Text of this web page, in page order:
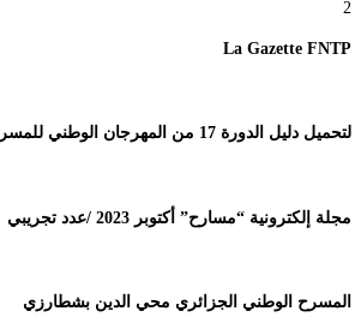
2
La Gazette FNTP
لتحميل دليل الدورة 17 من المهرجان الوطني للمسرح المحترف
مجلة إلكترونية “مسارح” أكتوبر 2023 /عدد تجريبي
المسرح الوطني الجزائري محي الدين بشطارزي